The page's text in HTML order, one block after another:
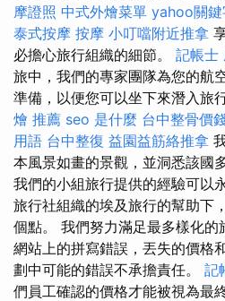
摩證照 中式外燴菜單 yahoo關鍵
泰式按摩 按摩 小叮噹附近推拿
必擔心旅行組織的細節。 記帳士
旅中，我們的專家團隊為您的航
準備，以便您可以坐下來潛入旅
燴 推薦 seo 是什麼 台中整骨價
用語 台中整復 益園益筋絡推拿
本風景如畫的景觀，並洞悉該國
我們的小組旅行提供的經驗可以
旅行社組織的埃及旅行的幫助下
個點。 我們努力滿足最多樣化
網站上的拼寫錯誤，丟失的價格
劃中可能的錯誤不承擔責任。 記
們員工確認的價格才能被視為最